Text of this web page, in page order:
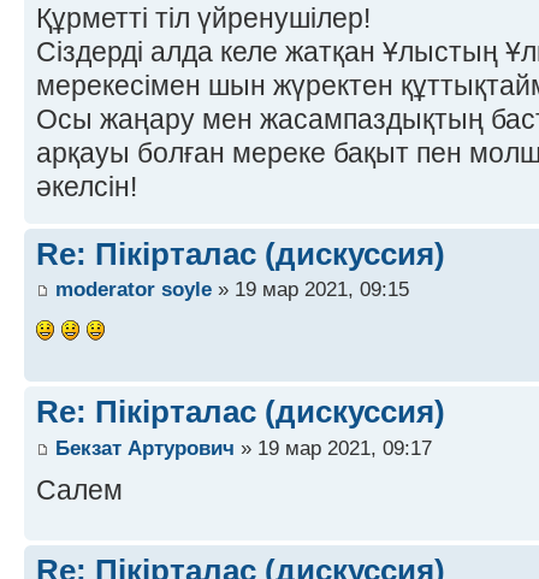
Құрметті тіл үйренушілер!
Сіздерді алда келе жатқан Ұлыстың
мерекесімен шын жүректен
Осы жаңару мен жасампаздықтың
арқауы болған мереке бақыт пен
әкелсін!
Re: Пікірталас (дискуссия)
moderator soyle » 19 мар 2021, 09:15
Re: Пікірталас (дискуссия)
Бекзат Артурович » 19 мар 2021, 09:17
Салем
Re: Пікірталас (дискуссия)